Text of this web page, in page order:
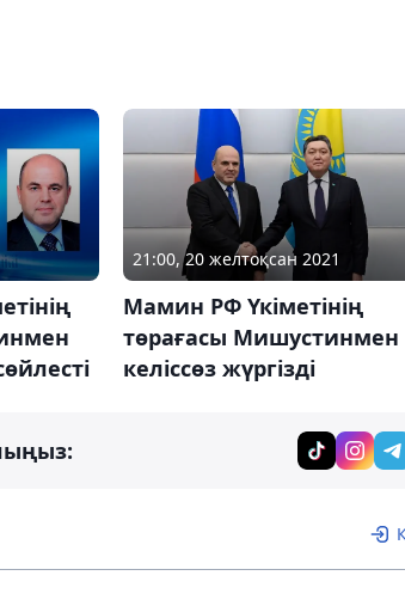
21:00, 20 желтоқсан 2021
Мамин РФ Үкіметінің
төрағасы Мишустинмен
келіссөз жүргізді